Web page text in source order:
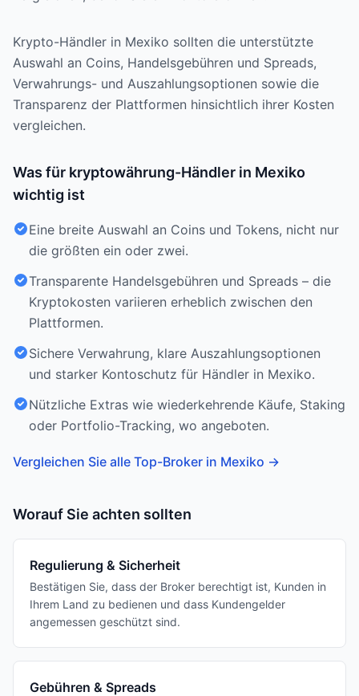
Krypto-Händler in Mexiko sollten die unterstützte
Auswahl an Coins, Handelsgebühren und Spreads,
Verwahrungs- und Auszahlungsoptionen sowie die
Transparenz der Plattformen hinsichtlich ihrer Kosten
vergleichen.
Was für kryptowährung-Händler in Mexiko
wichtig ist
Eine breite Auswahl an Coins und Tokens, nicht nur
die größten ein oder zwei.
Transparente Handelsgebühren und Spreads – die
Kryptokosten variieren erheblich zwischen den
Plattformen.
Sichere Verwahrung, klare Auszahlungsoptionen
und starker Kontoschutz für Händler in Mexiko.
Nützliche Extras wie wiederkehrende Käufe, Staking
oder Portfolio-Tracking, wo angeboten.
Vergleichen Sie alle Top-Broker in Mexiko →
Worauf Sie achten sollten
Regulierung & Sicherheit
Bestätigen Sie, dass der Broker berechtigt ist, Kunden in
Ihrem Land zu bedienen und dass Kundengelder
angemessen geschützt sind.
Gebühren & Spreads